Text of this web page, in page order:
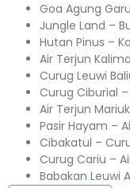
Goa Agung
Jungle Land –
Hutan Pinus –
Air Terjun
Curug Leuwi
Curug Ciburial
Air Terjun
Pasir Hayam –
Cibakatul –
Curug Cariu –
Babakan Leuwi